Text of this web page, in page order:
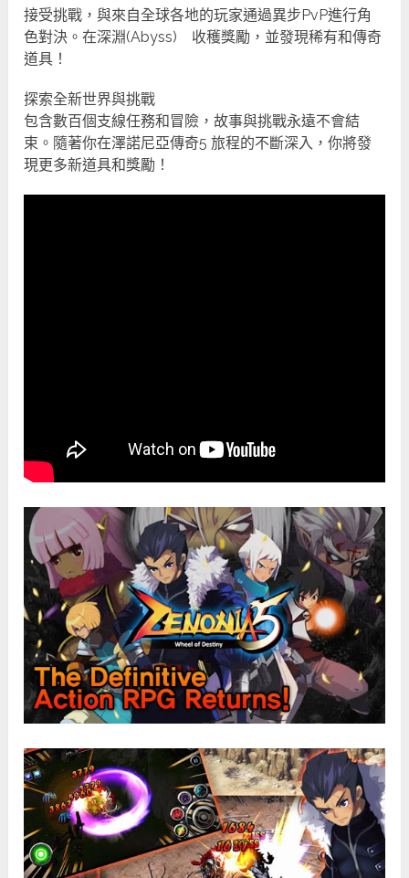
接受挑戰，與來自全球各地的玩家通過異步PvP進行角
色對決。在深淵(Abyss) 收穫獎勵，並發現稀有和傳奇
道具！
探索全新世界與挑戰
包含數百個支線任務和冒險，故事與挑戰永遠不會結
束。隨著你在澤諾尼亞傳奇5 旅程的不斷深入，你將發
現更多新道具和獎勵！